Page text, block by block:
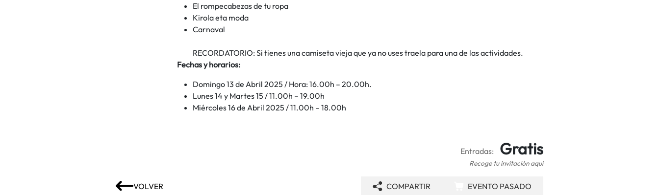
El rompecabezas de tu ropa
Kirola eta moda
Carnaval
RECORDATORIO: Si tienes una camiseta vieja que ya no uses traela para una de las actividades.
Fechas y horarios:
Domingo 13 de Abril 2025 / Hora: 16.00h – 20.00h.
Lunes 14 y Martes 15 / 11.00h – 19.00h
Miércoles 16 de Abril 2025 / 11.00h – 18.00h
Entradas: Gratis
Recoge tu invitación aquí
VOLVER COMPARTIR EVENTO PASADO